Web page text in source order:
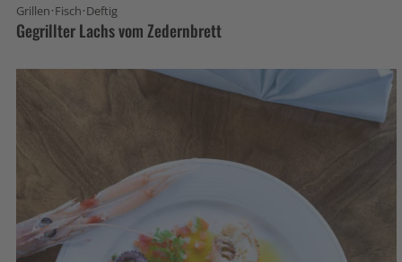
Grillen·Fisch·Deftig
Gegrillter Lachs vom Zedernbrett